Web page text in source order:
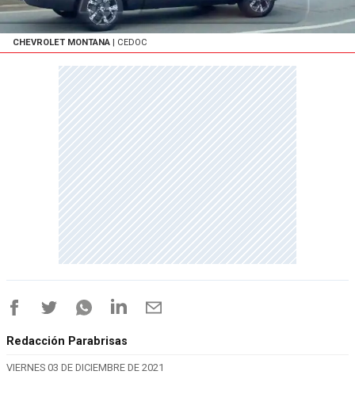
CHEVROLET MONTANA | CEDOC
Redacción Parabrisas
VIERNES 03 DE DICIEMBRE DE 2021